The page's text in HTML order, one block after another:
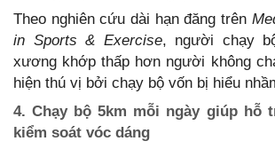
Theo nghiên cứu dài hạn đăng trên
in Sports & Exercise, người chạy
xương khớp thấp hơn người không
hiện thú vị bởi chạy bộ vốn bị hiểu
4. Chạy bộ 5km mỗi ngày giúp hỗ
kiểm soát vóc dáng